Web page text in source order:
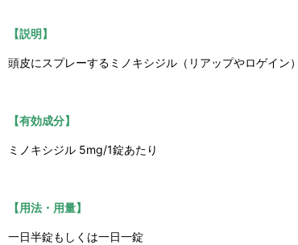
【説明】
頭皮にスプレーするミノキシジル（リアップやロゲイン
【有効成分】
ミノキシジル 5mg/1錠あたり
【用法・用量】
一日半錠もしくは一日一錠